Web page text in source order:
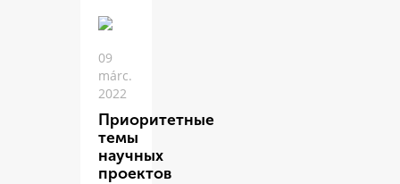
09
márc.
2022
Приоритетные
темы
научных
проектов